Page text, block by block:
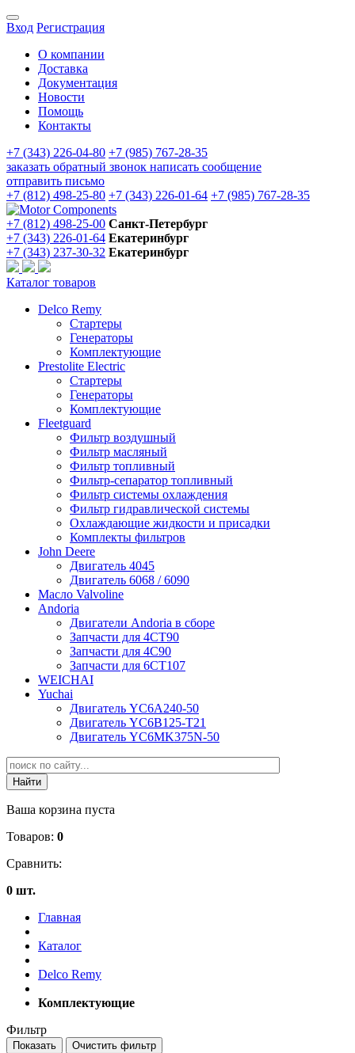
Вход Регистрация
О компании
Доставка
Документация
Новости
Помощь
Контакты
+7 (343) 226-04-80 +7 (985) 767-28-35
заказать обратный звонок написать сообщение
отправить письмо
+7 (812) 498-25-80 +7 (343) 226-01-64 +7 (985) 767-28-35
+7 (812) 498-25-00 Санкт-Петербург
+7 (343) 226-01-64 Екатеринбург
+7 (343) 237-30-32 Екатеринбург
Каталог товаров
Delco Remy
Стартеры
Генераторы
Комплектующие
Prestolite Electric
Стартеры
Генераторы
Комплектующие
Fleetguard
Фильтр воздушный
Фильтр масляный
Фильтр топливный
Фильтр-сепаратор топливный
Фильтр системы охлаждения
Фильтр гидравлической системы
Охлаждающие жидкости и присадки
Комплекты фильтров
John Deere
Двигатель 4045
Двигатель 6068 / 6090
Масло Valvoline
Andoria
Двигатели Andoria в сборе
Запчасти для 4CT90
Запчасти для 4С90
Запчасти для 6CT107
WEICHAI
Yuchai
Двигатель YC6A240-50
Двигатель YC6B125-T21
Двигатель YC6MK375N-50
Ваша корзина пуста
Товаров: 0
Сравнить:
0 шт.
Главная
Каталог
Delco Remy
Комплектующие
Фильтр